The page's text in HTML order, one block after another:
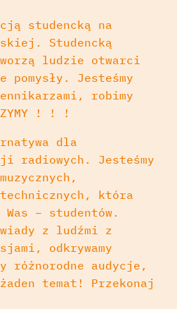
studencką na
Studencką
ludzie otwarci
pomysły. Jesteśmy
robimy
! ! !
dla
radiowych. Jesteśmy
która
– studentów.
z ludźmi z
odkrywamy
różnorodne audycje,
temat! Przekonaj